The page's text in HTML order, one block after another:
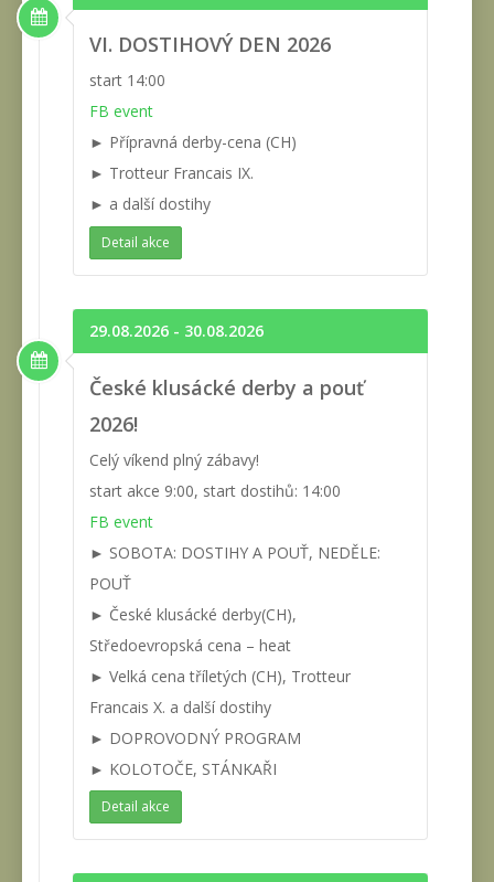
VI. DOSTIHOVÝ DEN 2026
start 14:00
FB event
► Přípravná derby-cena (CH)
► Trotteur Francais IX.
► a další dostihy
Detail akce
29.08.2026 - 30.08.2026
České klusácké derby a pouť
2026!
Celý víkend plný zábavy!
start akce 9:00, start dostihů: 14:00
FB event
► SOBOTA: DOSTIHY A POUŤ, NEDĚLE:
POUŤ
► České klusácké derby(CH),
Středoevropská cena – heat
► Velká cena tříletých (CH), Trotteur
Francais X. a další dostihy
► DOPROVODNÝ PROGRAM
► KOLOTOČE, STÁNKAŘI
Detail akce